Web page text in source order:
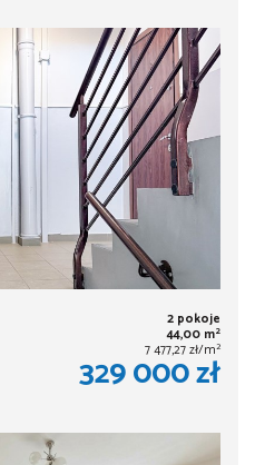
2 pokoje
44,00 m2
7 477,27 zł/m2
329 000 zł